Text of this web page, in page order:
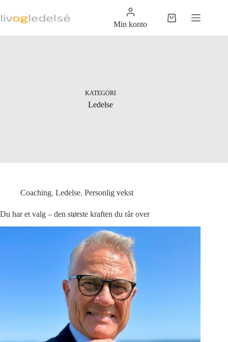
til
innholdet
Min konto Handlekurv
KATEGORI
Ledelse
Coaching, Ledelse, Personlig vekst
Du har et valg – den største kraften du rår over